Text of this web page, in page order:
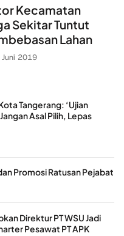
Kecamatan
Sekitar Tuntut
Lahan
2019
Tangerang: ‘Ujian
Asal Pilih, Lepas
Promosi Ratusan Pejabat
Direktur PT WSU Jadi
Pesawat PT APK